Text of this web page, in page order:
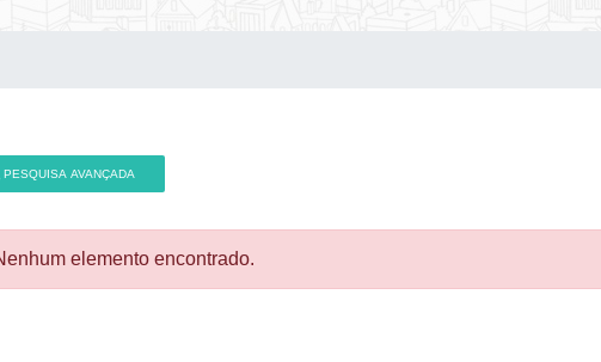
PESQUISA AVANÇADA
elemento encontrado.